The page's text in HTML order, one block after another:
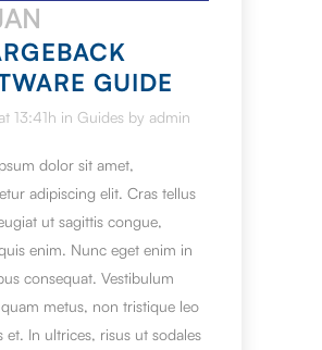
GUIDE
13:41h in Guides by admin
dolor sit amet,
adipiscing elit. Cras tellus
ut sagittis congue,
enim. Nunc eget enim in
consequat. Vestibulum
metus, non tristique leo
et. In ultrices, risus ut sodales